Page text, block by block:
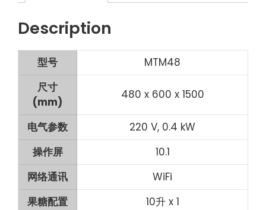
Description
型号
MTM48
尺寸
(mm)
480 x 600 x 1500
电气参数
220 V, 0.4 kW
操作屏
10.1
网络通讯
WiFi
果糖配置
10升 x 1